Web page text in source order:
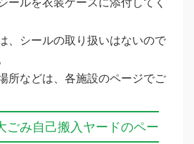
ールを衣装ケースに添付してく
、シールの取り扱いはないので
所などは、各施設のページでご
ごみ自己搬入ヤードのペー